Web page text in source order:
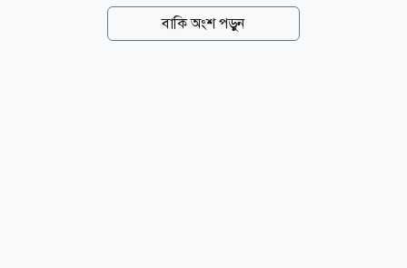
হতে পারে বলে সতর্ক করেছে বন্যা পূর্বাভাস ও সতর্কীকরণ
কেন্দ্র (এফএফডব্লিউসি)। বুধবার (৫ আগস্ট) এফএফডব্লিউসি
বাকি অংশ পড়ুন